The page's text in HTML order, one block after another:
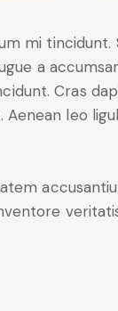
mi tincidunt.
a
Cras
leo